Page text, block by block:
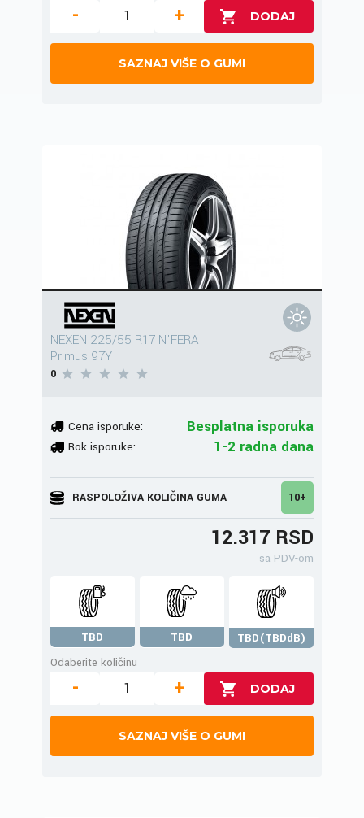
- +
SAZNAJ VIŠE O GUMI
NEXEN 225/55 R17 N'FERA
Primus 97Y
0
Cena isporuke: Besplatna isporuka
Rok isporuke: 1-2 radna dana
RASPOLOŽIVA KOLIČINA GUMA 10+
12.317 RSD
sa PDV-om
TBD TBD
TBD(TBDdB)
Odaberite količinu
- +
SAZNAJ VIŠE O GUMI